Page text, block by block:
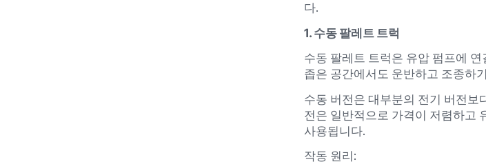
다.
1. 수동 팔레트 트럭
수동 팔레트 트럭은 유압 펌프에
좁은 공간에서도 운반하고 조종하
수동 버전은 대부분의 전기 버전보
전은 일반적으로 가격이 저렴하고
사용됩니다.
작동 원리: